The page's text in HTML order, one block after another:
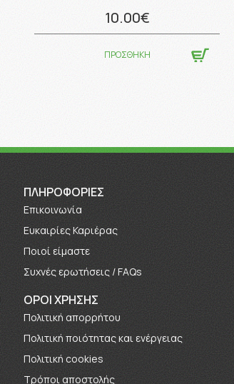
10.00€
ΠΡΟΣΘΗΚΗ
ΠΛΗΡΟΦΟΡΊΕΣ
Επικοινωνία
Ευκαιρίες Καριέρας
Πoιοί είμαστε
Συχνές ερωτήσεις / FAQs
ΟΡΟΙ ΧΡΗΣΗΣ
Πολιτική απορρήτου
Πολιτική ποιότητας και ενέργειας
Πολιτική cookies
Τρόποι αποστολής